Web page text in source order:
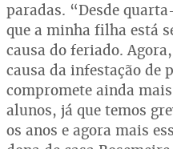
paradas. “Desde
que a minha filha está
causa do feriado.
causa da infestação de
compromete ainda
alunos, já que temos
os anos e agora mais